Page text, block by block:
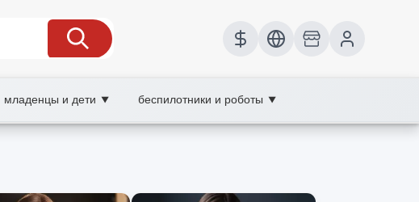
младенцы и дети ▼ беспилотники и роботы ▼